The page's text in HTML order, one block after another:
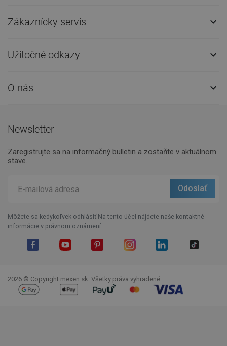
Zákaznícky servis 
Užitočné odkazy 
O nás 
Newsletter
Zaregistrujte sa na informačný bulletin a zostaňte v aktuálnom
stave.
Môžete sa kedykoľvek odhlásiť.Na tento účel nájdete naše kontaktné
informácie v právnom oznámení.
2026 © Copyright mexen.sk. Všetky práva vyhradené.